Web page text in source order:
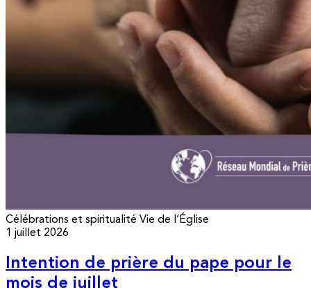
Célébrations et spiritualité Vie de l’Église
1 juillet 2026
Intention de prière du pape pour le
mois de juillet